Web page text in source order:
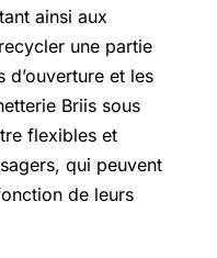
ainsi aux
une partie
d’ouverture et les
Briis sous
flexibles et
qui peuvent
de leurs